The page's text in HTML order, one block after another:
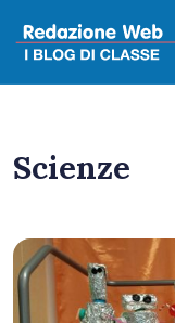
Scienze